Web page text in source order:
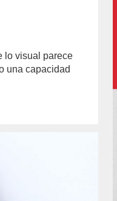
lo visual parece
una capacidad